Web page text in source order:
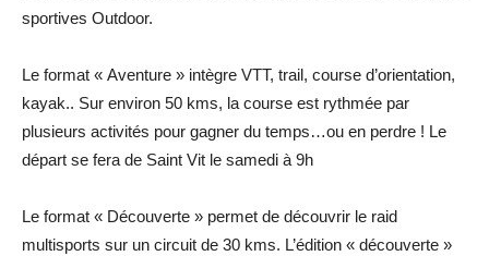
sportives Outdoor.
Le format « Aventure » intègre VTT, trail, course d’orientation,
kayak.. Sur environ 50 kms, la course est rythmée par
plusieurs activités pour gagner du temps…ou en perdre ! Le
départ se fera de Saint Vit le samedi à 9h
Le format « Découverte » permet de découvrir le raid
multisports sur un circuit de 30 kms. L’édition « découverte »